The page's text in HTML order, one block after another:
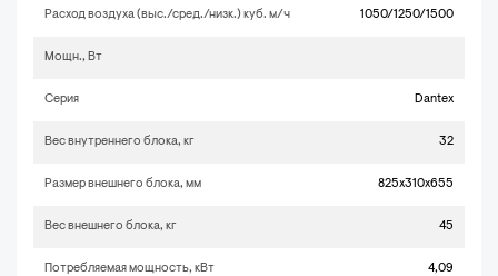
Расход воздуха (выс./сред./низк.) куб. м/ч 1050/1250/1500
Мощн., Вт
Серия Dantex
Вес внутреннего блока, кг 32
Размер внешнего блока, мм 825x310x655
Вес внешнего блока, кг 45
Потребляемая мощность, кВт 4,09